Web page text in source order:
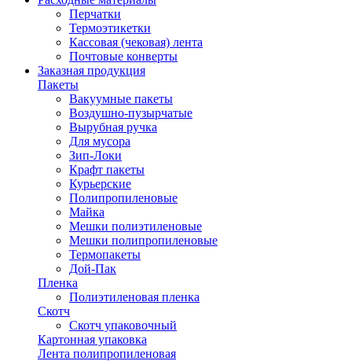
Перчатки
Термоэтикетки
Кассовая (чековая) лента
Почтовые конверты
Заказная продукция
Пакеты
Вакуумные пакеты
Воздушно-пузырчатые
Вырубная ручка
Для мусора
Зип-Локи
Крафт пакеты
Курьерские
Полипропиленовые
Майка
Мешки полиэтиленовые
Мешки полипропиленовые
Термопакеты
Дой-Пак
Пленка
Полиэтиленовая пленка
Скотч
Скотч упаковочный
Картонная упаковка
Лента полипропиленовая